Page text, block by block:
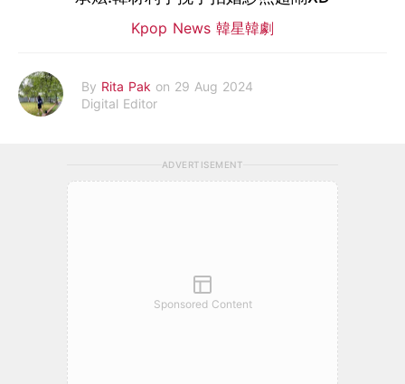
Kpop News 韓星韓劇
By Rita Pak on 29 Aug 2024
Digital Editor
ADVERTISEMENT
Sponsored Content